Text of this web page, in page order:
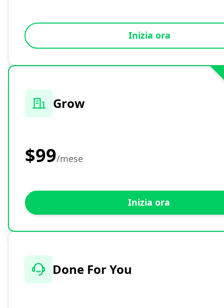
Inizia ora
Grow
$99/mese
Inizia ora
Done For You